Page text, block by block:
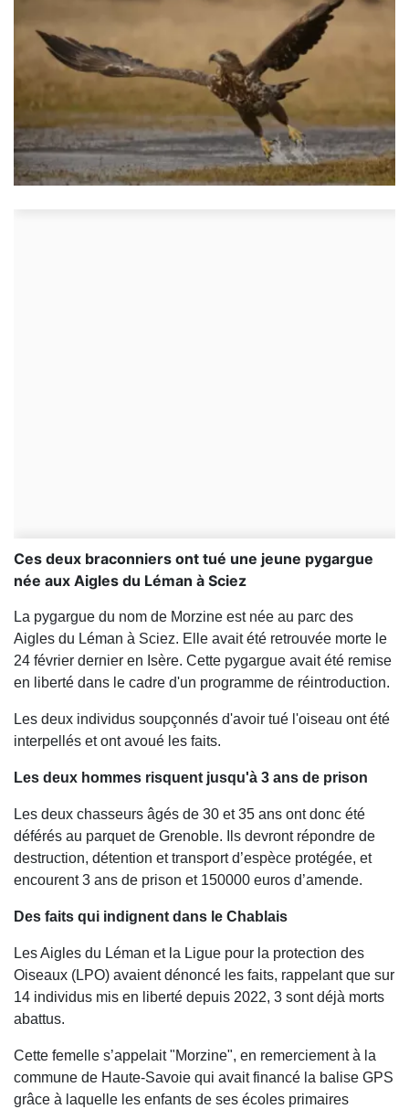
Ces deux braconniers ont tué une jeune pygargue
née aux Aigles du Léman à Sciez
La pygargue du nom de Morzine est née au parc des
Aigles du Léman à Sciez. Elle avait été retrouvée morte le
24 février dernier en Isère. Cette pygargue avait été remise
en liberté dans le cadre d'un programme de réintroduction.
Les deux individus soupçonnés d'avoir tué l'oiseau ont été
interpellés et ont avoué les faits.
Les deux hommes risquent jusqu'à 3 ans de prison
Les deux chasseurs âgés de 30 et 35 ans ont donc été
déférés au parquet de Grenoble. Ils devront répondre de
destruction, détention et transport d’espèce protégée, et
encourent 3 ans de prison et 150000 euros d’amende.
Des faits qui indignent dans le Chablais
Les Aigles du Léman et la Ligue pour la protection des
Oiseaux (LPO) avaient dénoncé les faits, rappelant que sur
14 individus mis en liberté depuis 2022, 3 sont déjà morts
abattus.
Cette femelle s’appelait "Morzine", en remerciement à la
commune de Haute-Savoie qui avait financé la balise GPS
grâce à laquelle les enfants de ses écoles primaires